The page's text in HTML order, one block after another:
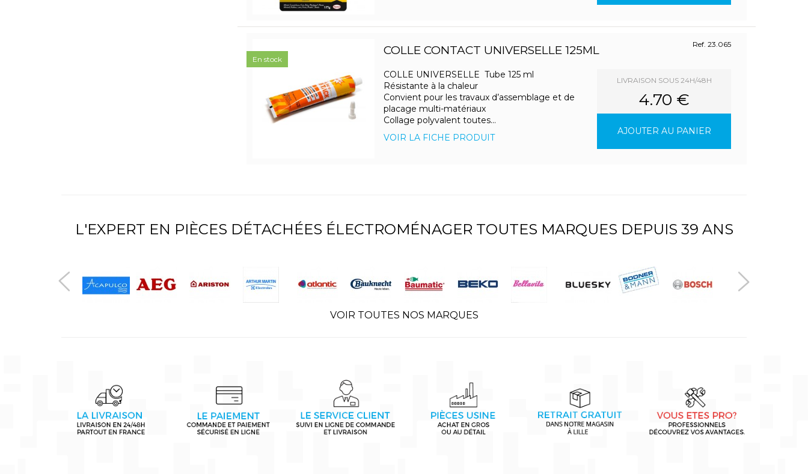
COLLE CONTACT UNIVERSELLE 125ML Ref. 23.065
COLLE UNIVERSELLE Tube 125 ml
Résistante à la chaleur
Convient pour les travaux d’assemblage et de
placage multi-matériaux
Collage polyvalent toutes...
VOIR LA FICHE PRODUIT
LIVRAISON SOUS 24H/48H
4.70 €
AJOUTER AU PANIER
En stock
L'EXPERT EN PIÈCES DÉTACHÉES ÉLECTROMÉNAGER TOUTES MARQUES DEPUIS 39 ANS
VOIR TOUTES NOS MARQUES